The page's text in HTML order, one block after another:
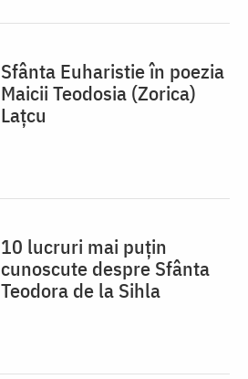
Sfânta Euharistie în poezia
Maicii Teodosia (Zorica)
Lațcu
10 lucruri mai puțin
cunoscute despre Sfânta
Teodora de la Sihla